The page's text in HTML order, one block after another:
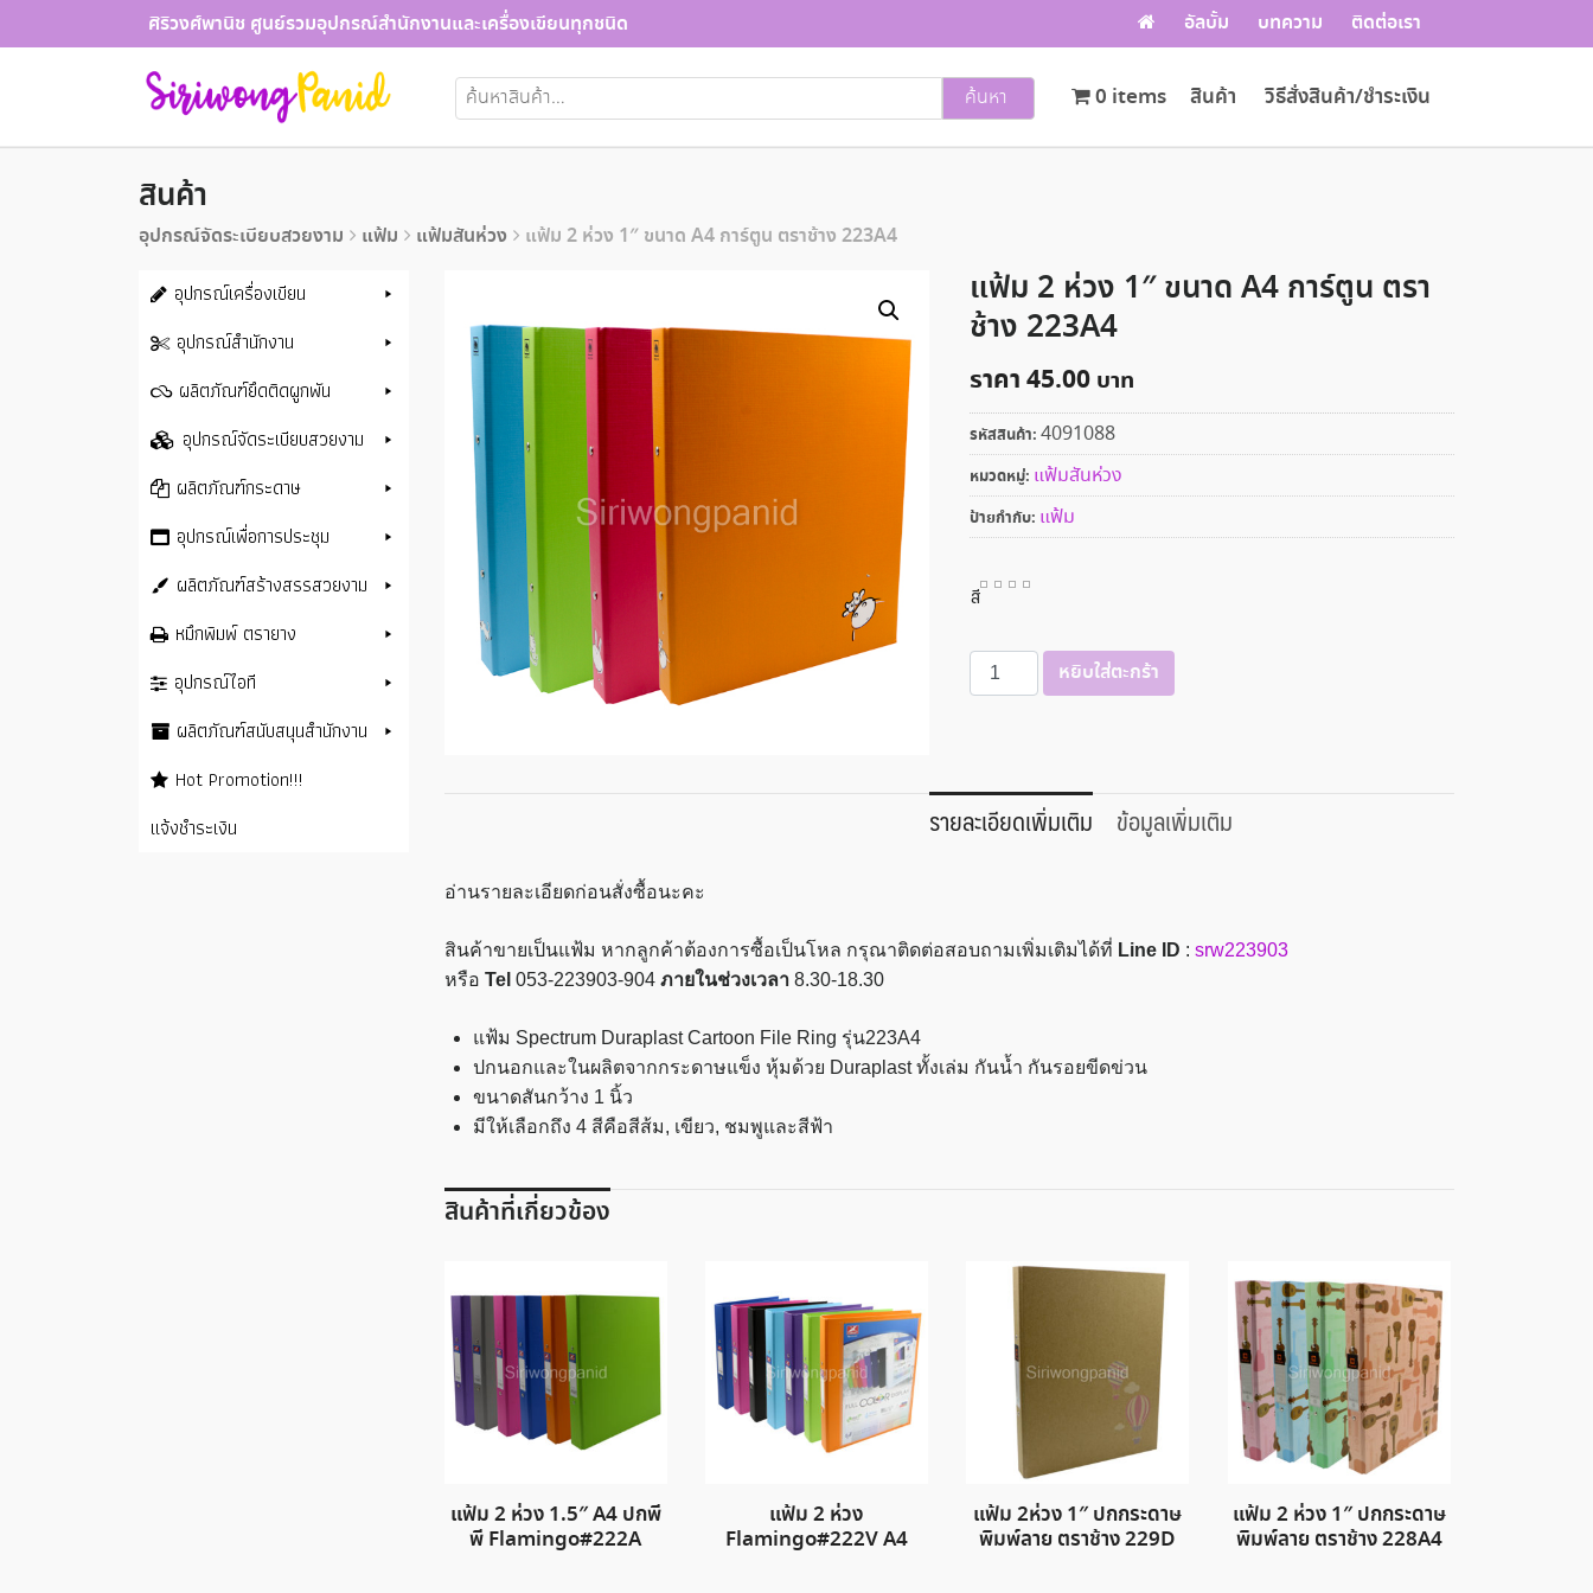
to
ศิริวงศ์พานิช ศูนย์รวมอุปกรณ์สำนักงานและเครื่องเขียนทุกชนิด อัลบั้ม บทความ ติดต่อเรา
ค้นหา: ค้นหา สินค้า วิธีสั่งสินค้า/ชำระเงิน
0 items
สินค้า
อุปกรณ์จัดระเบียบสวยงาม แฟ้ม แฟ้มสันห่วง แฟ้ม 2 ห่วง 1″ ขนาด A4 การ์ตูน ตราช้าง 223A4
แฟ้ม 2 ห่วง 1″ ขนาด A4 การ์ตูน ตรา
ช้าง 223A4
ราคา45.00
รหัสสินค้า: 4091088
หมวดหมู่: แฟ้มสันห่วง
ป้ายกำกับ: แฟ้ม
สี
จำนวน
แฟ้ม
ขนาด
A4
223A4
หยิบใส่ตะกร้า
รายละเอียดเพิ่มเติม ข้อมูลเพิ่มเติม
อ่านรายละเอียดก่อนสั่งซื้อนะคะ
สินค้าขายเป็นแฟ้ม หากลูกค้าต้องการซื้อเป็นโหล กรุณาติดต่อสอบถามเพิ่มเติมได้ที่ Line ID : srw223903
หรือ Tel 053-223903-904 ภายในช่วงเวลา8.30-18.30
แฟ้ม Spectrum Duraplast Cartoon File Ring รุ่น223A4
ปกนอกและในผลิตจากกระดาษแข็ง หุ้มด้วย Duraplast ทั้งเล่ม กันน้ำ กันรอยขีดข่วน
ขนาดสันกว้าง 1 นิ้ว
มีให้เลือกถึง 4 สีคือสีส้ม, เขียว, ชมพูและสีฟ้า
สินค้าที่เกี่ยวข้อง
แฟ้ม 2 ห่วง 1.5″ A4 ปกพี
พี Flamingo#222A
แฟ้ม 2 ห่วง
Flamingo#222V A4
แฟ้ม 2ห่วง 1″ ปกกระดาษ
พิมพ์ลาย ตราช้าง 229D
แฟ้ม 2 ห่วง 1″ ปกกระดาษ
พิมพ์ลาย ตราช้าง 228A4
อุปกรณ์เครื่องเขียน
อุปกรณ์สำนักงาน
ผลิตภัณฑ์ยึดติดผูกพัน
อุปกรณ์จัดระเบียบสวยงาม
ผลิตภัณฑ์กระดาษ
อุปกรณ์เพื่อการประชุม
ผลิตภัณฑ์สร้างสรรสวยงาม
หมึกพิมพ์ ตรายาง
อุปกรณ์ไอที
ผลิตภัณฑ์สนับสนุนสำนักงาน
Hot Promotion!!!
แจ้งชำระเงิน